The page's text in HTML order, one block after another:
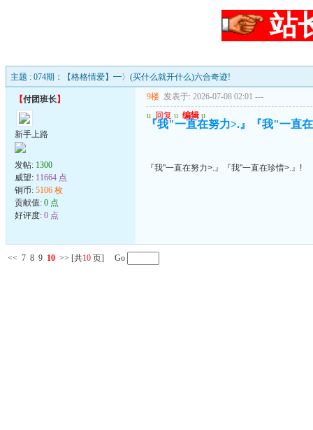
站
主题 : 074期：【格格情爱】━〉(买什么就开什么)六合奇迹!
【付团班长】
新手上路
发帖: 1300
威望: 11664 点
铜币: 5106 枚
贡献值: 0 点
好评度: 0 点
9楼 发表于: 2026-07-08 02:01 ---
u 回复 u 编辑 u
『我"一直在努力>.』『我"一直
『我"一直在努力>.』『我"一直在珍惜>.』!
<< 7 8 9 10 >> [共10 页] Go